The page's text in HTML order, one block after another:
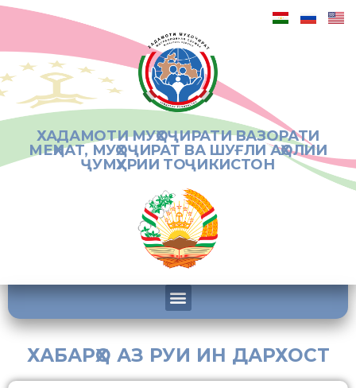
ХАДАМОТИ МУҲОҶИРАТИ ВАЗОРАТИ
МЕҲНАТ, МУҲОҶИРАТ ВА ШУҒЛИ АҲОЛИИ
ҶУМҲУРИИ ТОҶИКИСТОН
ХАБАРҲО АЗ РУИ ИН ДАРХОСТ